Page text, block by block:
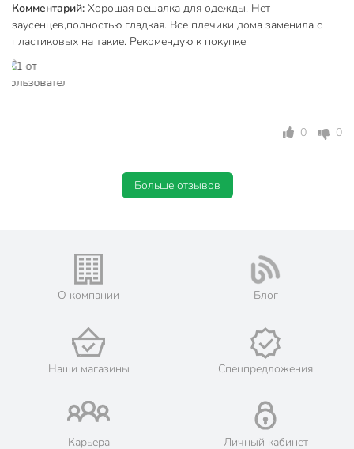
Комментарий: Хорошая вешалка для одежды. Нет
заусенцев,полностью гладкая. Все плечики дома заменила с
пластиковых на такие. Рекомендую к покупке
0 0
Больше отзывов
О компании Блог
Наши магазины Спецпредложения
Карьера Личный кабинет